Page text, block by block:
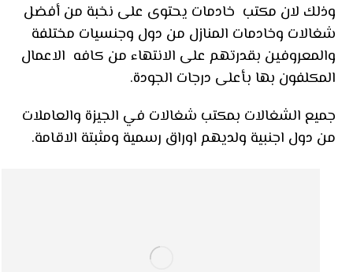
وذلك لان مكتب خادمات يحتوى على نخبة من أفضل
شغالات وخادمات المنازل من دول وجنسيات مختلفة
والمعروفين بقدرتهم على الانتهاء من كافه الاعمال
المكلفون بها بأعلى درجات الجودة.
جميع الشغالات بمكتب شغالات في الجيزة والعاملات
من دول اجنبية ولديهم اوراق رسمية ومثبتة الاقامة.